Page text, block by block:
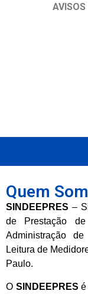
Quem
SINDEEPRES –
de Prestação
Administração
Leitura de
Paulo.
O SINDEEPRES é